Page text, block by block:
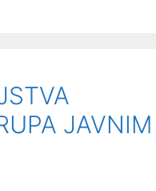
JAVNIM